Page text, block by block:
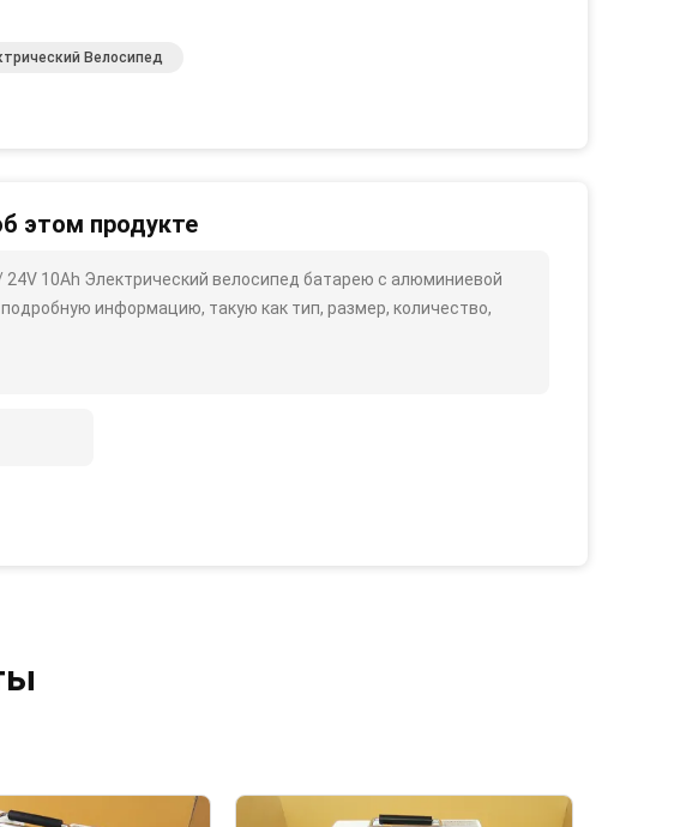
Велосипед
этом продукте
10Ah Электрический велосипед батарею с алюминиевой
информацию, такую ​​как тип, размер, количество,